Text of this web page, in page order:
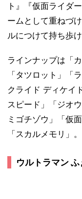
ト』『仮面ライダ
ームとして重ねづ
ルにつけて持ち歩
ラインナップは「
「タツロット」「
クライド ディケイ
スピード」「ジオ
ミゴチゾウ」「仮
「スカルメモリ」。
ウルトラマン